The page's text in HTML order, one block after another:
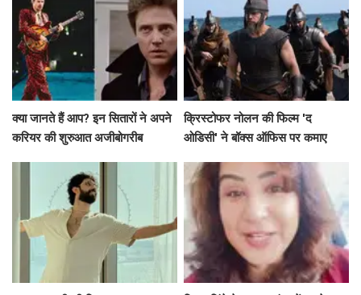
क्या जानते हैं आप? इन सितारों ने अपने
करियर की शुरुआत अजीबोगरीब
क्रिस्टोफर नोलन की फिल्म 'द
ओडिसी' ने बॉक्स ऑफिस पर कमाए